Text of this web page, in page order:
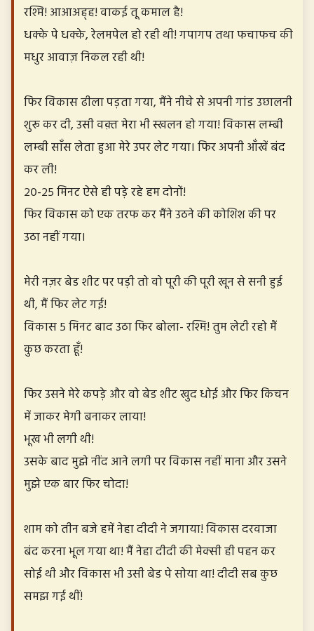
रश्मि! आआअह्ह! वाकई तू कमाल है!
धक्के पे धक्के, रेलमपेल हो रही थी! गपागप तथा फचाफच की
मधुर आवाज़ निकल रही थी!
फिर विकास ढीला पड़ता गया, मैंने नीचे से अपनी गांड उछालनी
शुरू कर दी, उसी वक़्त मेरा भी स्खलन हो गया! विकास लम्बी
लम्बी साँस लेता हुआ मेरे उपर लेट गया। फिर अपनी आँखें बंद
कर ली!
२०-२५ मिनट ऐसे ही पड़े रहे हम दोनों!
फिर विकास को एक तरफ कर मैंने उठने की कोशिश की पर
उठा नहीं गया।
मेरी नज़र बेड शीट पर पड़ी तो वो पूरी की पूरी खून से सनी हुई
थी, मैं फिर लेट गई!
विकास ५ मिनट बाद उठा फिर बोला- रश्मि! तुम लेटी रहो मैं
कुछ करता हूँ!
फिर उसने मेरे कपड़े और वो बेड शीट खुद धोई और फिर किचन
में जाकर मेगी बनाकर लाया!
भूख भी लगी थी!
उसके बाद मुझे नींद आने लगी पर विकास नहीं माना और उसने
मुझे एक बार फिर चोदा!
शाम को तीन बजे हमें नेहा दीदी ने जगाया! विकास दरवाजा
बंद करना भूल गया था! मैं नेहा दीदी की मेक्सी ही पहन कर
सोई थी और विकास भी उसी बेड पे सोया था! दीदी सब कुछ
समझ गई थीं!